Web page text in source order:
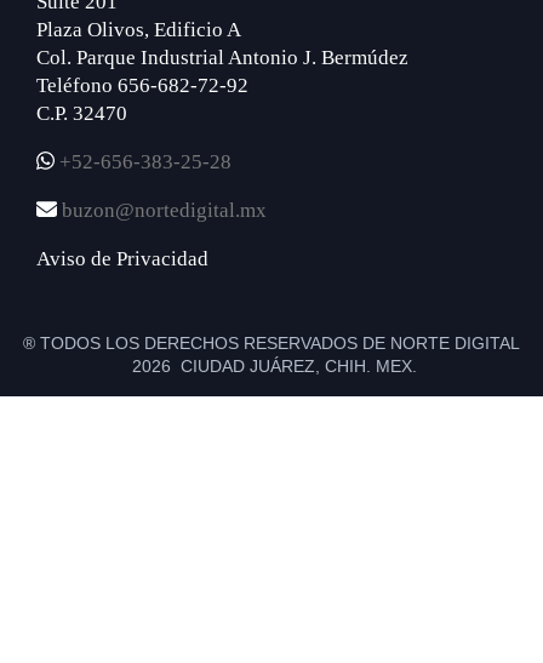
Plaza Olivos, Edificio A
Col. Parque Industrial Antonio J. Bermúdez
Teléfono 656-682-72-92
C.P. 32470
+52-656-383-25-28
buzon@nortedigital.mx
Aviso de Privacidad
® TODOS LOS DERECHOS RESERVADOS DE NORTE DIGITAL
2026 CIUDAD JUÁREZ, CHIH. MEX.